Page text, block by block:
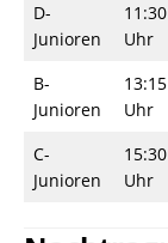
D-
Junioren
11:30
Uhr
B-
Junioren
13:15
Uhr
C-
Junioren
15:30
Uhr